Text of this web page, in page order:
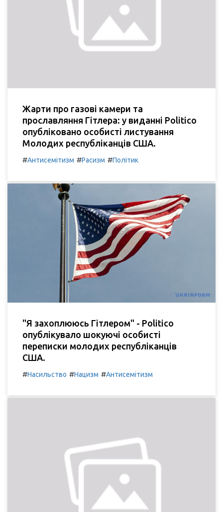
Жарти про газові камери та
прославляння Гітлера: у виданні Politico
опубліковано особисті листування
Молодих республіканців США.
#Антисемітизм #Расизм #Політик
"Я захоплююсь Гітлером" - Politico
опублікувало шокуючі особисті
переписки молодих республіканців
США.
#Насильство #Нацизм #Антисемітизм